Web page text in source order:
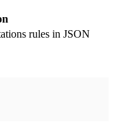
rules in JSON